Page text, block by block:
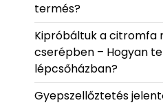
termés?
Kipróbáltuk a citromfa
cserépben – Hogyan
lépcsőházban?
Gyepszellőztetés